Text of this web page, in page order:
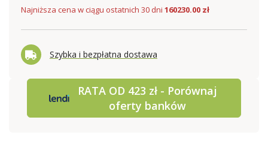
Najniższa cena w ciągu ostatnich 30 dni 160230.00 zł
Szybka i bezpłatna dostawa
RATA OD 423 zł - Porównaj
oferty banków